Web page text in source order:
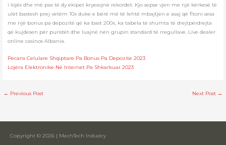
i lojës dhe më pas të dy ekipet kryesojnë rekordet. Kjo sepse vjen me një kërkesë të
ulët bastesh prej vetëm 10x duke e bërë më të lehtë mbajtjen e asaj që fitoni sesa
me një bonus pa depozitë që ka bast 200x, ka tabela të shumta të drejtpërdrejta
që kujdesen për puristët dhe luajnë nën grupin standard të rregullave. Live dealer
online casinos Albania.
Pecans Celulare Shqiptare Pa Bonus Pa Depozite 2023
Lojëra Elektronike Në Internet Pa Shkarkuar 2023
← Previous Post Next Post →
Copyright © 2026 | MechTech Industry